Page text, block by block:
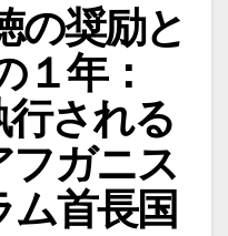
の奨励と
１年：
される
ガニス
首長国